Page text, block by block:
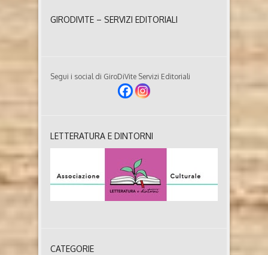
GIRODIVITE – SERVIZI EDITORIALI
Segui i social di GiroDiVite Servizi Editoriali
LETTERATURA E DINTORNI
CATEGORIE